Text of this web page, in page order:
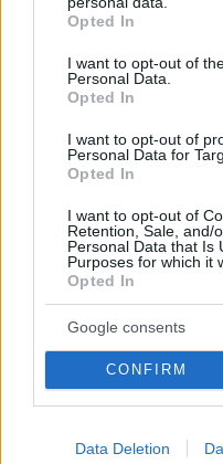
grant or deny consent to
use your data for below
consent section.
Opted In
I want to opt-out of
Personal Data.
Opted In
I want to opt-out of
Personal Data for
Opted In
I want to opt-out of
Retention, Sale, and/
Personal Data that Is
Purposes for which it
Opted In
Google consents
CONFIRM
Data Deletion
Είδος υπό εξαφάνιση